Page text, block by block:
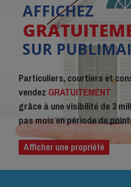
AFFICHEZ
SUR
Particuliers, courtiers et
vendez GRATUITEMENT
grâce à une visibilité de 3
pas mois en période de
Afficher une propriété